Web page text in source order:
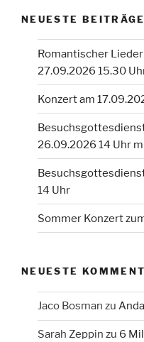
NEUESTE BEITRÄGE
Romantischer
27.09.2026 15.30
Konzert am
26.09.2026 14 Uhr
14 Uhr
Sommer Konzert
NEUESTE
Jaco Bosman zu
Sarah Zeppin zu 6